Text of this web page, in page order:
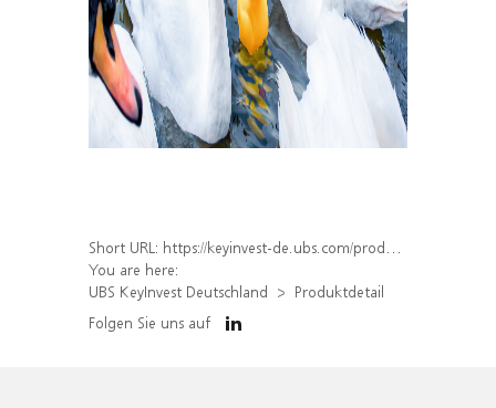
Short URL: https://keyinvest-de.ubs.com/produkt/detail/index/isin/DE000WA6KPV1
You are here:
UBS KeyInvest Deutschland
Produktdetail
Folgen Sie uns auf